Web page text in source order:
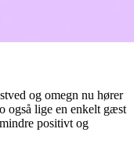
og omegn nu hører
også lige en enkelt gæst
positivt og